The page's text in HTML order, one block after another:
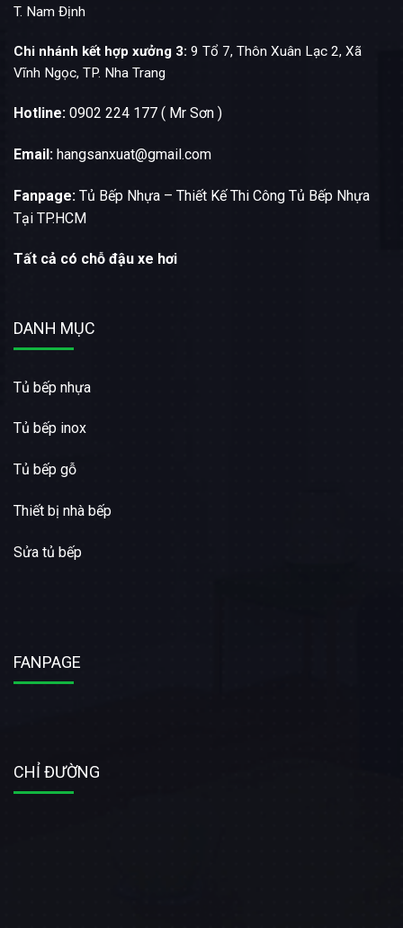
T. Nam Định
Chi nhánh kết hợp xưởng 3: 9 Tổ 7, Thôn Xuân Lạc 2, Xã
Vĩnh Ngọc, TP. Nha Trang
Hotline: 0902 224 177 ( Mr Sơn )
Email: hangsanxuat@gmail.com
Fanpage: Tủ Bếp Nhựa – Thiết Kế Thi Công Tủ Bếp Nhựa
Tại TP.HCM
Tất cả có chỗ đậu xe hơi
DANH MỤC
Tủ bếp nhựa
Tủ bếp inox
Tủ bếp gỗ
Thiết bị nhà bếp
Sửa tủ bếp
FANPAGE
CHỈ ĐƯỜNG